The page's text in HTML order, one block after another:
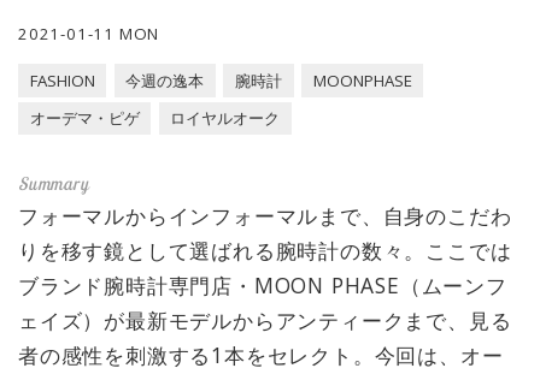
2021-01-11 MON
FASHION 今週の逸本 腕時計
MOONPHASE
オーデマ・ピゲ
ロイヤルオーク
フォーマルからインフォーマルまで、自身のこだわ
りを移す鏡として選ばれる腕時計の数々。ここでは
ブランド腕時計専門店・MOON PHASE（ムーンフ
ェイズ）が最新モデルからアンティークまで、見る
者の感性を刺激する1本をセレクト。今回は、オー